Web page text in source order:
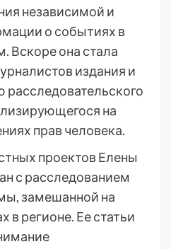
независимой и
о событиях в
Вскоре она стала
издания и
расследовательского
на
прав человека.
проектов Елены
с расследованием
замешанной на
в регионе. Ее статьи